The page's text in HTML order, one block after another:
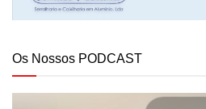
Os Nossos PODCAST